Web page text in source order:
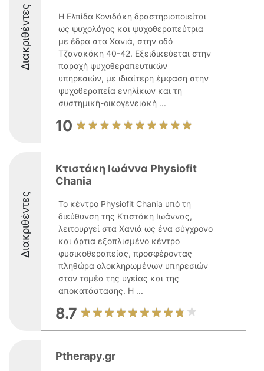
Διακριθέντες
Η Ελπίδα Κονιδάκη δραστηριοποιείται
ως ψυχολόγος και ψυχοθεραπεύτρια
με έδρα στα Χανιά, στην οδό
Τζανακάκη 40-42. Εξειδικεύεται στην
παροχή ψυχοθεραπευτικών
υπηρεσιών, με ιδιαίτερη έμφαση στην
ψυχοθεραπεία ενηλίκων και τη
συστημική-οικογενειακή ...
10
Διακριθέντες
Κτιστάκη Ιωάννα Physiofit
Chania
Το κέντρο Physiofit Chania υπό τη
διεύθυνση της Κτιστάκη Ιωάννας,
λειτουργεί στα Χανιά ως ένα σύγχρονο
και άρτια εξοπλισμένο κέντρο
φυσικοθεραπείας, προσφέροντας
πληθώρα ολοκληρωμένων υπηρεσιών
στον τομέα της υγείας και της
αποκατάστασης. Η ...
8.7
Ptherapy.gr